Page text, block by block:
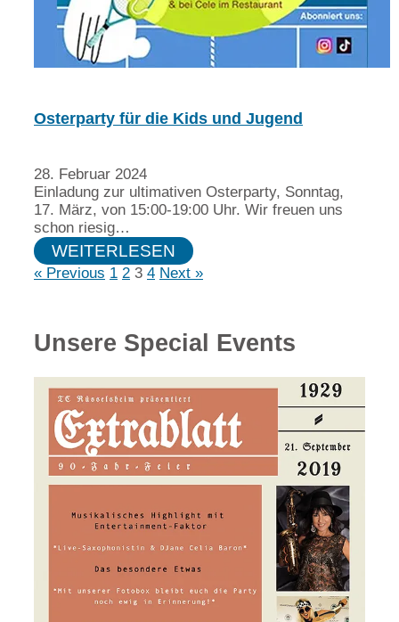
Osterparty für die Kids und Jugend
28. Februar 2024
Einladung zur ultimativen Osterparty, Sonntag,
17. März, von 15:00-19:00 Uhr. Wir freuen uns
schon riesig…
WEITERLESEN
« Previous 1 2 3 4 Next »
Unsere Special Events